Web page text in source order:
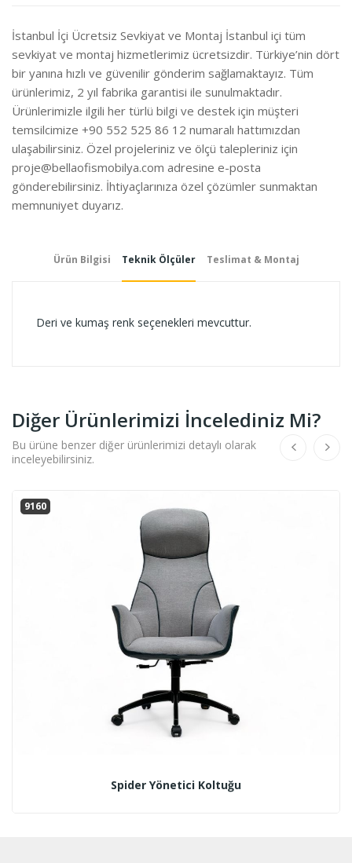
İstanbul İçi Ücretsiz Sevkiyat ve Montaj İstanbul içi tüm
sevkiyat ve montaj hizmetlerimiz ücretsizdir. Türkiye’nin dört
bir yanına hızlı ve güvenilir gönderim sağlamaktayız. Tüm
ürünlerimiz, 2 yıl fabrika garantisi ile sunulmaktadır.
Ürünlerimizle ilgili her türlü bilgi ve destek için müşteri
temsilcimize +90 552 525 86 12 numaralı hattımızdan
ulaşabilirsiniz. Özel projeleriniz ve ölçü talepleriniz için
proje@bellaofismobilya.com adresine e-posta
gönderebilirsiniz. İhtiyaçlarınıza özel çözümler sunmaktan
memnuniyet duyarız.
Ürün Bilgisi Teknik Ölçüler Teslimat & Montaj
Deri ve kumaş renk seçenekleri mevcuttur.
Diğer Ürünlerimizi İncelediniz Mi?
Bu ürüne benzer diğer ürünlerimizi detaylı olarak
inceleyebilirsiniz.
9160
Spider Yönetici Koltuğu